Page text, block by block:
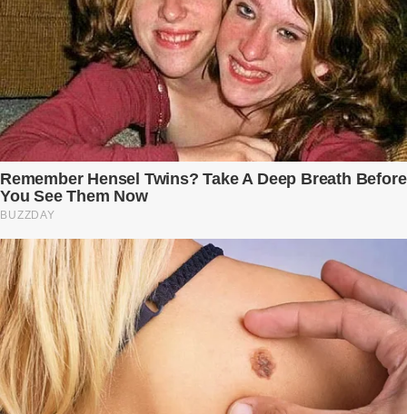
phải sống trong sợ hãi khi mang thai, đặc biệt là sợ… chính chồng
mình. Trí – người chồng mà cô từng yêu đến mù quáng, đã không
còn là người đàn ông của ngày đầu. Thành đạt, quyền lực, nhưng
cũng dối trá và lạnh lùng. Gần đây, anh hay về muộn, thậm chí có
đêm không về. Và rồi, trong một bữa cơm tối vắng lặng, Trí ném
xuống bàn ly n...